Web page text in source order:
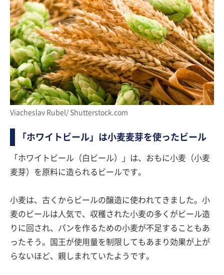
Viacheslav Rubel/ Shutterstock.com
「ホワイトビール」は小麦麦芽を使ったビール
「ホワイトビール（白ビール）」は、おもに小麦（小麦
麦芽）を原料に造られるビールです。
小麦は、古くからビールの醸造に使われてきました。小
麦のビールは人気で、収穫された小麦の多くがビール造
りに回され、パンを作るための小麦が不足することもあ
ったそう。国王が使用量を制限してもあまり効果が上が
らないほど、親しまれていたようです。